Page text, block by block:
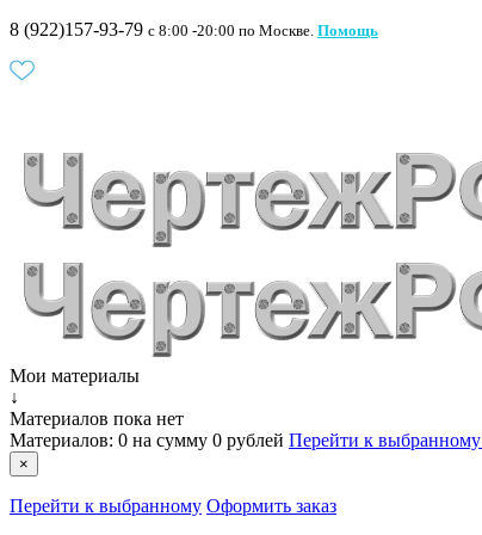
8 (922)157-93-79 c 8:00 -20:00 по Москве. Помощь
Мои материалы
↓
Материалов пока нет
Материалов: 0 на сумму 0 рублей Перейти к выбранному
×
Перейти к выбранному Оформить заказ